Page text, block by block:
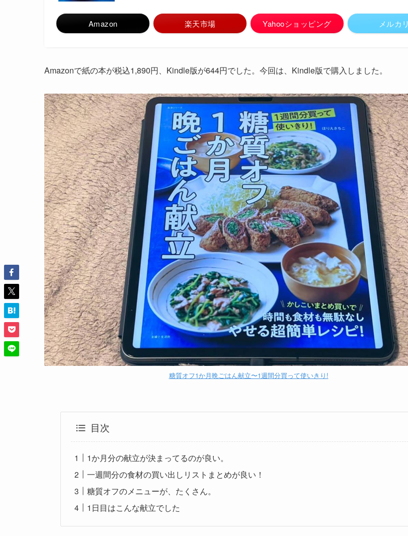
Amazon 楽天市場 Yahooショッピング メルカリ
Amazonで紙の本が税込1,890円、Kindle版が644円でした。今回は、Kindle版で購入しました。
糖質オフ1か月晩ごはん献立〜1週間分買って使いきり!
目次
1か月分の献立が決まってるのが良い。
一週間分の食材の買い出しリストまとめが良い！
糖質オフのメニューが、たくさん。
1日目はこんな献立でした